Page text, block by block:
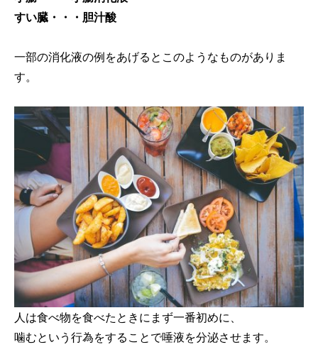
すい臓・・・胆汁酸
一部の消化液の例をあげるとこのようなものがありま
す。
人は食べ物を食べたときにまず一番初めに、
噛むという行為をすることで唾液を分泌させます。